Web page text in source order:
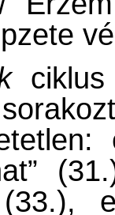
ciklus